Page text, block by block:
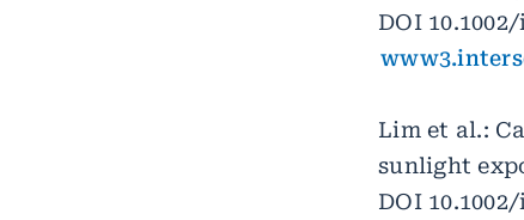
DOI
Lim et al.:
sunlight
DOI